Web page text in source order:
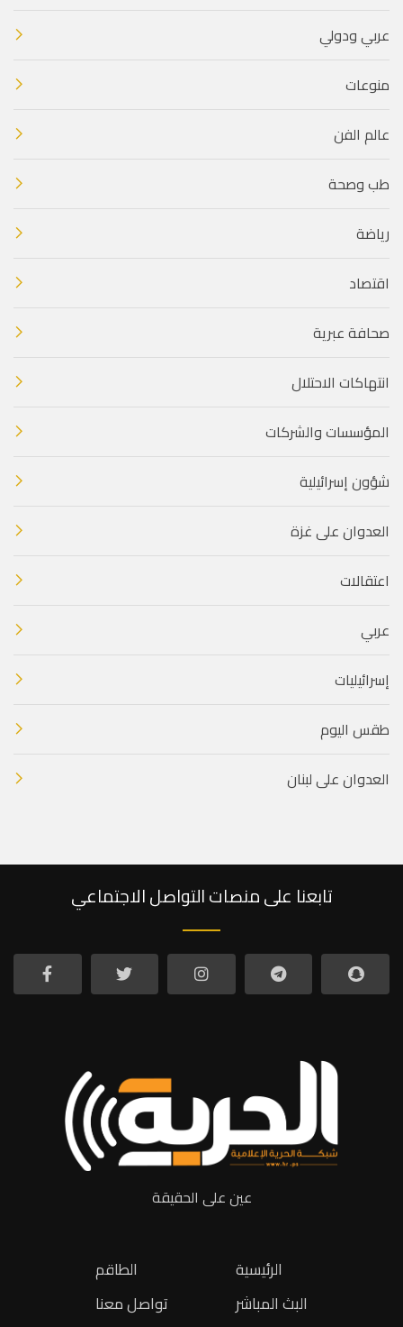
عربي ودولي
منوعات
عالم الفن
طب وصحة
رياضة
اقتصاد
صحافة عبرية
انتهاكات الاحتلال
المؤسسات والشركات
شؤون إسرائيلية
العدوان على غزة
اعتقالات
عربي
إسرائيليات
طقس اليوم
العدوان على لبنان
تابعنا على منصات التواصل الاجتماعي
عين على الحقيقة
الطاقم
تواصل معنا
الرئيسية
البث المباشر